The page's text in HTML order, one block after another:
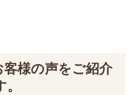
様の声をご紹介